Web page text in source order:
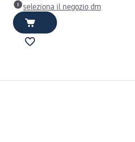
seleziona il negozio dm